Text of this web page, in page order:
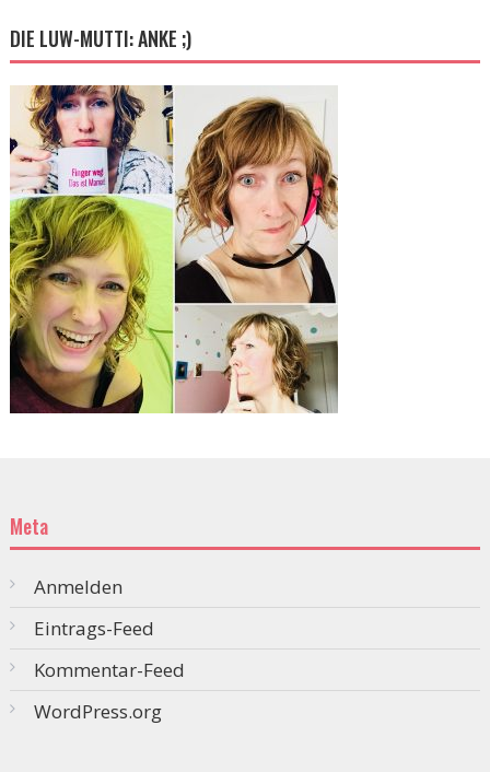
DIE LUW-MUTTI: ANKE ;)
Meta
Anmelden
Eintrags-Feed
Kommentar-Feed
WordPress.org